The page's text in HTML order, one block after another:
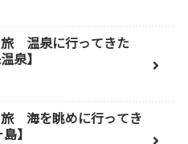
温泉に行ってきた
泉】
海を眺めに行ってき
】